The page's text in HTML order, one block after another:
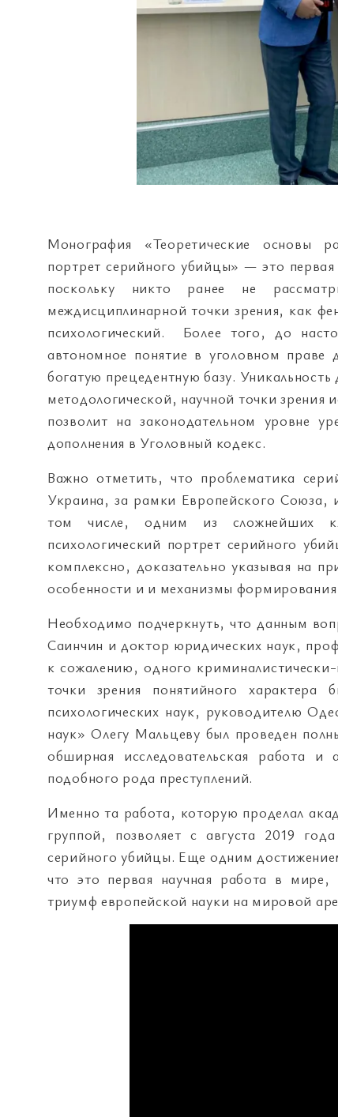
Монография «Теоретические основы
портрет серийного убийцы» — это
поскольку никто ранее не
междисциплинарной точки зрения, как
психологический. Более того, до
автономное понятие в уголовном
богатую прецедентную базу.
методологической, научной точки зрения
позволит на законодательном уровне
дополнения в Уголовный кодекс.
Важно отметить, что проблематика
Украина, за рамки Европейского Союза,
том числе, одним из сложнейших
психологический портрет серийного
комплексно, доказательно указывая на
особенности и и механизмы формирования
Необходимо подчеркнуть, что данным
Саинчин и доктор юридических наук,
к сожалению, одного
точки зрения понятийного характера
психологических наук, руководителю
наук» Олегу Мальцеву был проведен
обширная исследовательская работа
подобного рода преступлений.
Именно та работа, которую проделал
группой, позволяет с августа 2019
серийного убийцы. Еще одним
что это первая научная работа в
триумф европейской науки на мировой